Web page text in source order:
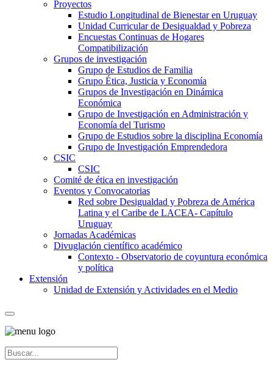
Proyectos
Estudio Longitudinal de Bienestar en Uruguay
Unidad Curricular de Desigualdad y Pobreza
Encuestas Continuas de Hogares
Compatibilización
Grupos de investigación
Grupo de Estudios de Familia
Grupo Ética, Justicia y Economía
Grupos de Investigación en Dinámica
Económica
Grupo de Investigación en Administración y
Economía del Turismo
Grupo de Estudios sobre la disciplina Economía
Grupo de Investigación Emprendedora
CSIC
CSIC
Comité de ética en investigación
Eventos y Convocatorias
Red sobre Desigualdad y Pobreza de América
Latina y el Caribe de LACEA- Capítulo
Uruguay
Jornadas Académicas
Divuglación científico académico
Contexto - Observatorio de coyuntura económica
y política
Extensión
Unidad de Extensión y Actividades en el Medio